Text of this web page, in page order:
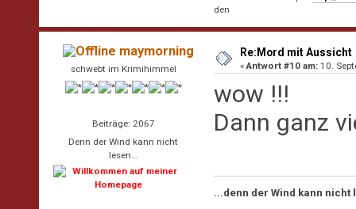
den
maymorning
schwebt im Krimihimmel
Beiträge: 2067
Denn der Wind kann nicht
lesen...
Re:Mord mit Aussicht
«Antwort #10 am: 10.
wow !!!
Dann ganz
...denn der Wind kann nicht